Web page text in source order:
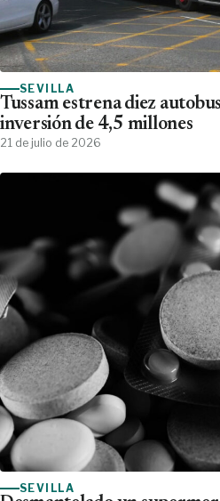
SEVILLA
Tussam estrena diez
inversión de 4,5 millones
21 de julio de 2026
SEVILLA